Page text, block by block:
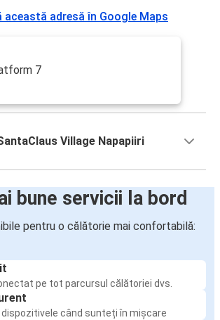
această adresă în Google Maps
7
Village Napapiiri
bune servicii la bord
pentru o călătorie mai confortabilă:
pe tot parcursul călătoriei dvs.
când sunteți în mișcare